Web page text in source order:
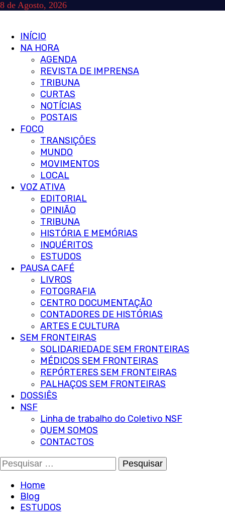
Skip
8 de Agosto, 2026
Primary
Menu
INÍCIO
NA HORA
AGENDA
REVISTA DE IMPRENSA
TRIBUNA
CURTAS
NOTÍCIAS
POSTAIS
FOCO
TRANSIÇÕES
MUNDO
MOVIMENTOS
LOCAL
VOZ ATIVA
EDITORIAL
OPINIÃO
TRIBUNA
HISTÓRIA E MEMÓRIAS
INQUÉRITOS
ESTUDOS
PAUSA CAFÉ
LIVROS
FOTOGRAFIA
CENTRO DOCUMENTAÇÃO
CONTADORES DE HISTÓRIAS
ARTES E CULTURA
SEM FRONTEIRAS
SOLIDARIEDADE SEM FRONTEIRAS
MÉDICOS SEM FRONTEIRAS
REPÓRTERES SEM FRONTEIRAS
PALHAÇOS SEM FRONTEIRAS
DOSSIÊS
NSF
Linha de trabalho do Coletivo NSF
QUEM SOMOS
CONTACTOS
Pesquisar
por:
Home
Blog
ESTUDOS